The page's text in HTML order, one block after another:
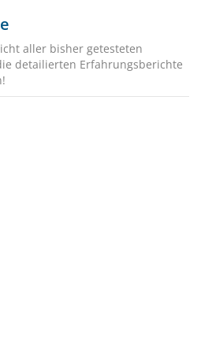
aller bisher getesteten
detailierten Erfahrungsberichte